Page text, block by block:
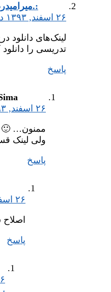
۲۶ اسفند, ۱۳۹۳ در ۸:۲۸ ب٫ظ
لینک‌های دانلود
تدریسی را دانلود
پاسخ
۲۶ اسفند, ۱۳۹۳ در ۹:۲۸ ب٫ظ
ممنون… 🙂
ولی لینک
پاسخ
۲۶ اسفند, ۱۳۹۳ در ۹:۵۶ ب٫ظ
اصلاح
پاسخ